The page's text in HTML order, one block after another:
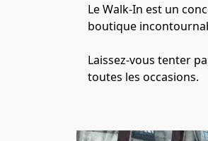
Le Walk-In est un
boutique
Laissez-vous tenter
toutes les occasions.